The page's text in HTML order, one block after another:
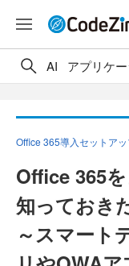
AI アプリケ
Office 365導入セットア
Office 365
知っておき
～スマート